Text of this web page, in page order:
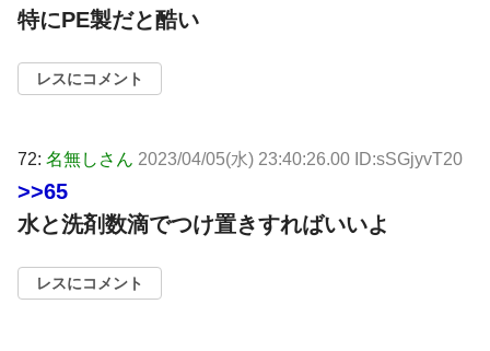
特にPE製だと酷い
レスにコメント
72: 名無しさん 2023/04/05(水) 23:40:26.00 ID:sSGjyvT20
>>65
水と洗剤数滴でつけ置きすればいいよ
レスにコメント